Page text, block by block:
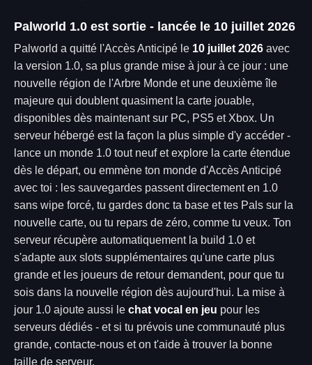
Palworld 1.0 est sortie - lancée le 10 juillet 2026
Palworld a quitté l'Accès Anticipé le 10 juillet 2026 avec
la version 1.0, sa plus grande mise à jour à ce jour : une
nouvelle région de l'Arbre Monde et une deuxième île
majeure qui doublent quasiment la carte jouable,
disponibles dès maintenant sur PC, PS5 et Xbox. Un
serveur hébergé est la façon la plus simple d'y accéder -
lance un monde 1.0 tout neuf et explore la carte étendue
dès le départ, ou emmène ton monde d'Accès Anticipé
avec toi : les sauvegardes passent directement en 1.0
sans wipe forcé, tu gardes donc ta base et tes Pals sur la
nouvelle carte, ou tu repars de zéro, comme tu veux. Ton
serveur récupère automatiquement la build 1.0 et
s'adapte aux slots supplémentaires qu'une carte plus
grande et les joueurs de retour demandent, pour que tu
sois dans la nouvelle région dès aujourd'hui. La mise à
jour 1.0 ajoute aussi le chat vocal en jeu pour les
serveurs dédiés - et si tu prévois une communauté plus
grande, contacte-nous et on t'aide à trouver la bonne
taille de serveur.